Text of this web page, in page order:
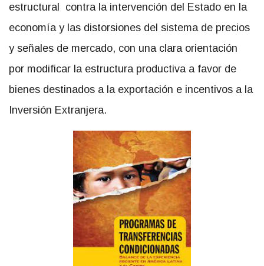
estructural contra la intervención del Estado en la
economía y las distorsiones del sistema de precios
y señales de mercado, con una clara orientación
por modificar la estructura productiva a favor de
bienes destinados a la exportación e incentivos a la
Inversión Extranjera.